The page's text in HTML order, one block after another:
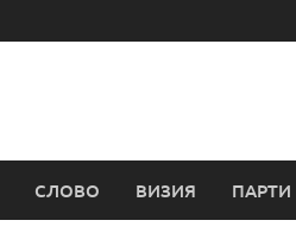
СЛОВО ВИЗИЯ ПАРТИ